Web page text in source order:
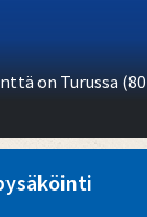
on Turussa